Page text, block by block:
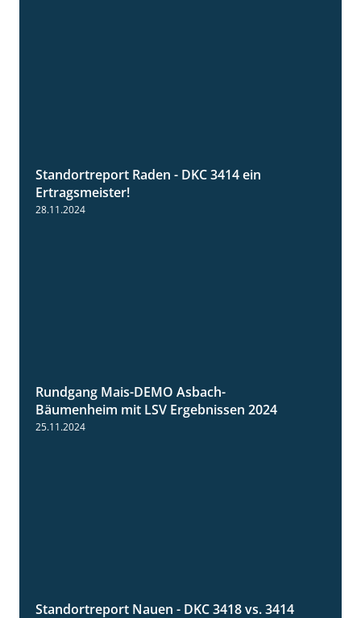
Standortreport Raden - DKC 3414 ein
Ertragsmeister!
28.11.2024
8:38
Rundgang Mais-DEMO Asbach-
Bäumenheim mit LSV Ergebnissen 2024
25.11.2024
Standortreport Nauen - DKC 3418 vs. 3414